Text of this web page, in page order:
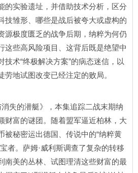
的实验遗址，并借助技术分析，区分
技雏形、哪些是战后被夸大或虚构的
源极度匮乏的战争后期，纳粹为何仍
这些高风险项目、这背后既是绝望中
技术“终极解决方案”的病态迷信，以
劳地试图改变已经注定的败局。
失的潜艇》，本集追踪二战末期纳
财富的谜团。随着盟军逼近柏林，大
被秘密运出德国、传说中的“纳粹黄
者。萨姆·威利斯调查了复杂的转移
南美的丛林、试图理清这些财富的最